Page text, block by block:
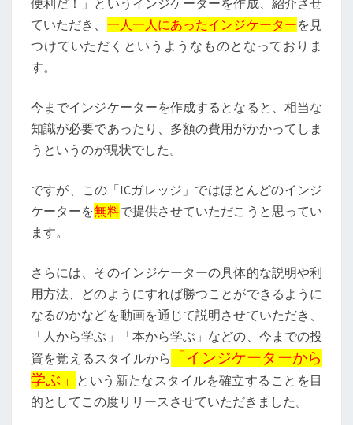
ていただき、 一人一人にあったインジケーターを見
つけていただくというようなものとなっておりま
す。
今までインジケーターを作成するとなると、相当な
知識が必要であったり、多額の費用がかかってしま
うというのが現状でした。
ですが、この「ICガレッジ」ではほとんどのインジ
ケーターを無料で提供させていただこうと思ってい
ます。
さらには、そのインジケーターの具体的な説明や利
用方法、どのようにすれば勝つことができるように
なるのかなどを動画を通じて説明させていただき、
「人から学ぶ」「本から学ぶ」などの、今までの投
資を覚えるスタイルから
「インジケーターから
学ぶ」
という新たなスタイルを確立することを目
的としてこの度リリースさせていただきました。